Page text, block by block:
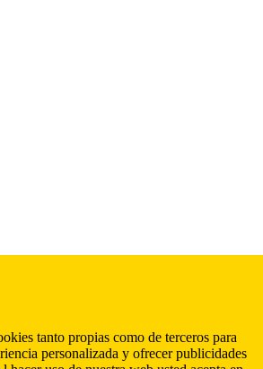
tanto propias como de terceros para
personalizada y ofrecer publicidades